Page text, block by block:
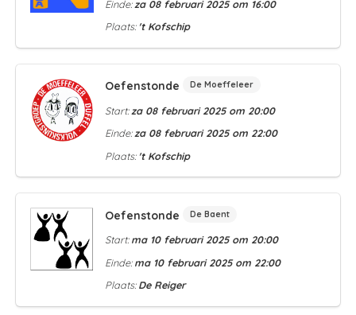
Einde:za 08 februari 2025 om 16:00
Plaats:'t Kofschip
Oefenstonde De Moeffeleer
Start:za 08 februari 2025 om 20:00
Einde:za 08 februari 2025 om 22:00
Plaats:'t Kofschip
Oefenstonde De Baent
Start:ma 10 februari 2025 om 20:00
Einde:ma 10 februari 2025 om 22:00
Plaats:De Reiger